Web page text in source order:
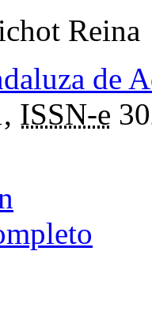
Reina
de
ISSN-e